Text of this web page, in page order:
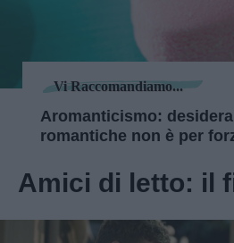
Vi Raccomandiamo...
Aromanticismo:
romantiche non è per
Amici di letto: il